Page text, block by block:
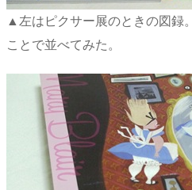
▲左はピクサー展のときの図録
ことで並べてみた。